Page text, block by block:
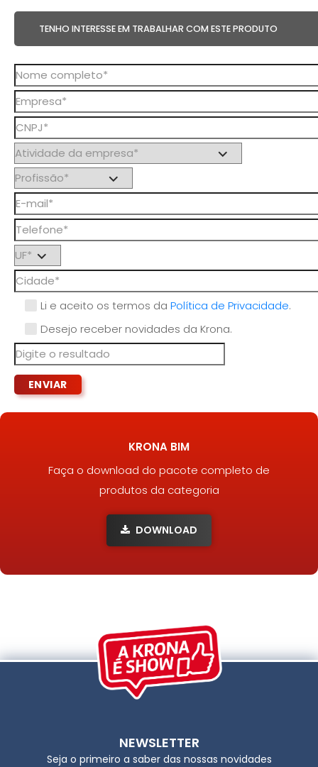
TENHO INTERESSE EM TRABALHAR COM ESTE PRODUTO
Li e aceito os termos da Política de Privacidade.
Desejo receber novidades da Krona.
KRONA BIM
Faça o download do pacote completo de
produtos da categoria
DOWNLOAD
NEWSLETTER
Seja o primeiro a saber das nossas novidades